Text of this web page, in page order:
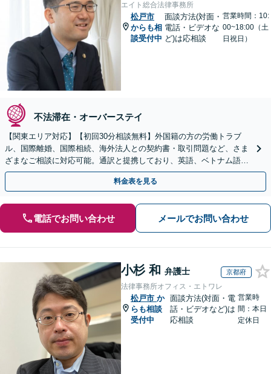
エイト総合法律事務所
松戸市
からも相
談受付中
面談方法(対面・
電話・ビデオな
ど)は応相談
営業時間：10:
00~18:00（土
日祝日）
不法滞在・オーバーステイ
【関東エリア対応】【初回30分相談無料】外国籍の方の労働トラブ
ル、国際離婚、国際相続、海外法人との契約書・取引問題など、さま
ざまなご相談に対応可能。通訳と提携しており、英語、ベトナム語、
中国語、タイ語等対応可能です（通訳料別途）。
料金表を見る
電話でお問い合わせ メールでお問い合わせ
小杉 和 弁護士 京都府
法律事務所オフィス・エトワレ
松戸市 か
らも相談
受付中
面談方法(対面・電
話・ビデオなど)は
応相談
営業時
間：本日
定休日